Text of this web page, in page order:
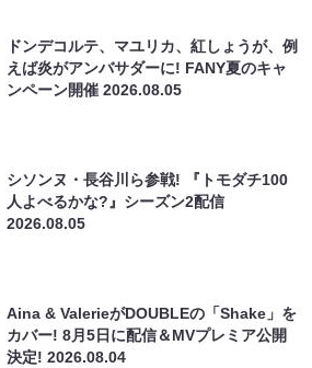
ドンデコルテ、マユリカ、紅しょうが、例
えば炎がアンバサダーに! FANY夏のキャ
ンペーン開催2026.08.05
シソンヌ・長谷川ら参戦! 『トモダチ100
人よべるかな?』シーズン2配信
2026.08.05
Aina & ValerieがDOUBLEの「Shake」を
カバー! 8月5日に配信＆MVプレミア公開
決定!2026.08.04